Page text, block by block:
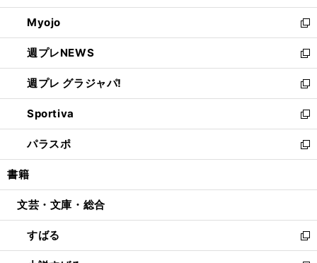
開
く
ウ
で
開
く
ン
ド
ウ
で
開
く
ウ
ィ
ン
ド
ウ
で
開
く
Myojo
新
し
い
ウ
ィ
ン
ド
ウ
で
開
週プレNEWS
新
し
い
ウ
ィ
ン
ド
ウ
開
週プレ グラジャパ!
新
し
い
ウ
ィ
ン
ウ
開
く
Sportiva
新
し
い
ウ
ン
ウ
で
開
パラスポ
新
し
ウ
ン
ド
ウ
書籍
文芸・文庫・総合
すばる
新
し